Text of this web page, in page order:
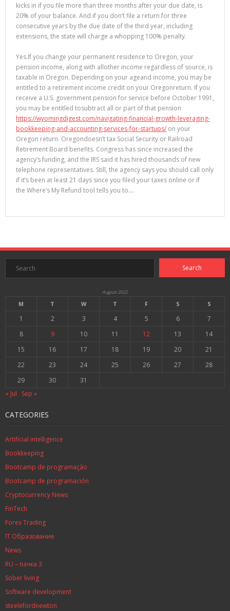
kicks in if you file more than three months after your due date, is
20% of your balance. And if you don’t file a return for three
consecutive years by the due date of the third year, including
extensions, the state will charge a whopping 100% penalty.
​Yes.If you change your permanent residence to Oregon, your
pension income, along with allother income regardless of source, is
taxable in Oregon. Depending on your ageand income, you may be
entitled to a retirement income credit on your Oregonreturn. If you
receive a U.S. government pension for service before October 1991,
you may be entitled tosubtract all or part of that pension
https://wyomingdigest.com/navigating-financial-growth-leveraging-
bookkeeping-and-accounting-services-for-startups/ on your
Oregon return. Oregondoesn’t tax Social Security or Railroad
Retirement Board benefits. Congress has since increased the
agency’s funding, and the IRS said it has hired thousands of new
telephone representatives. Still, the agency says you should call only
if it’s been at least 21 days since you filed your taxes online or if
the Where’s My Refund tool tells you to.…
August 2022
M T W T F S S
1 2 3 4 5 6
7
8
9 10 11 12 13
14
15
16 17 18 19 20
21
22
23 24 25 26 27
28
29
30
31
« Jul
Sep »
CATEGORIES
Artificial intelligence
Bookkeeping
Bootcamp de programação
Bootcamp de programación
Cryptocurrency News
FinTech
Forex Trading
IT Образование
News
RU – пачка 3
Sober living
Software development
steelefordnewton